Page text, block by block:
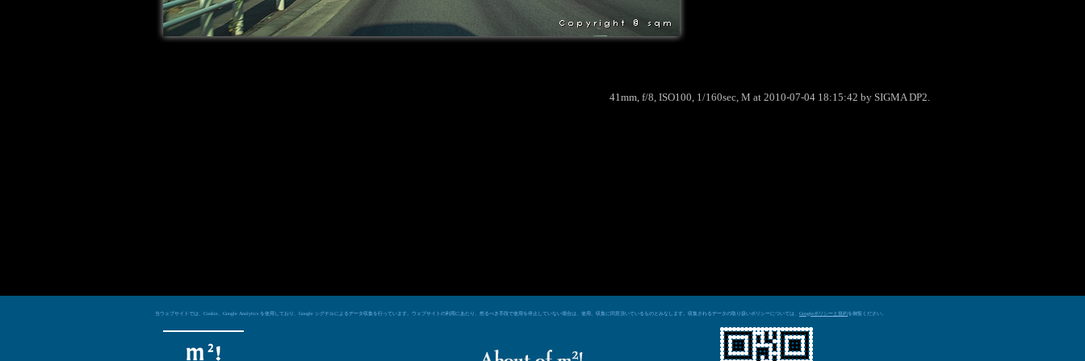
41mm, f/8, ISO100, 1/160sec, M at 2010-07-04 18:15:42 by SIGMA DP2.
当ウェブサイトでは、Cookie、Google Analytics を使用しており、Google シグナルによるデータ収集を行っています。ウェブサイトの利用にあたり、然るべき手段で使用を停止していない場合は、使用、収集に同意頂いているものとみなします。収集されるデータの取り扱いポリシーについては、 Googleポリシーと規約を御覧ください。